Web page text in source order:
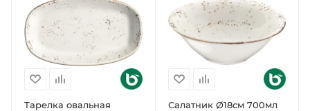
Тарелка овальная
Салатник Ø18см 700мл